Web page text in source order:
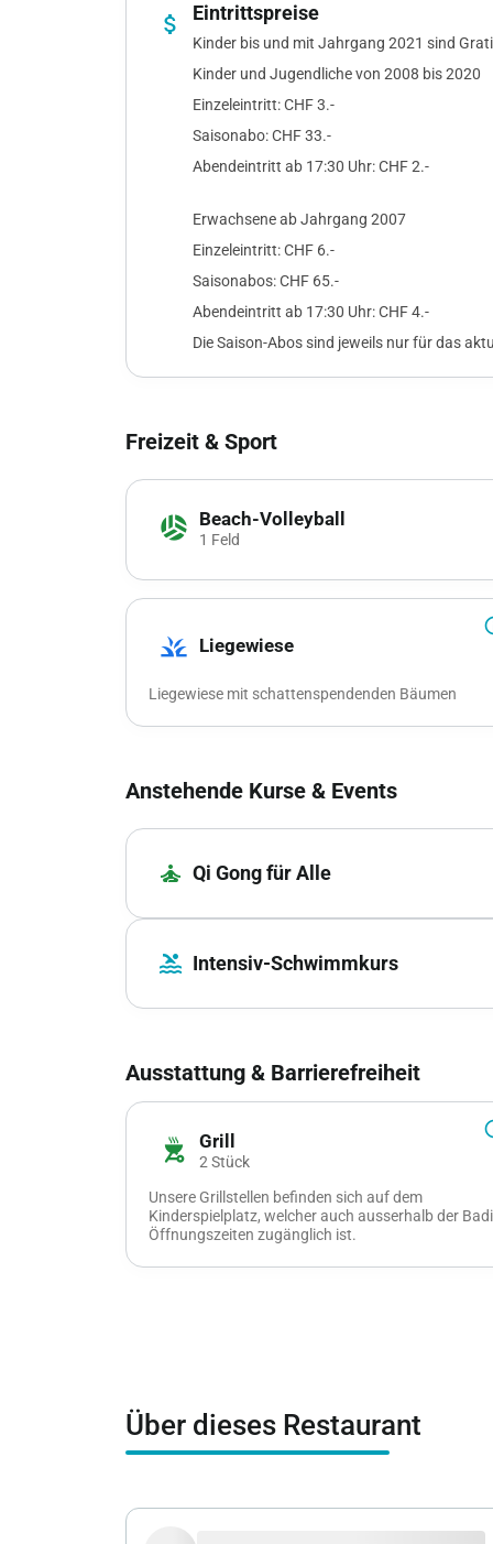
attach_money Eintrittspreise
Kinder bis und mit Jahrgang 2021 sind
Kinder und Jugendliche von 2008 bis 2020
Einzeleintritt: CHF 3.-
Saisonabo: CHF 33.-
Abendeintritt ab 17:30 Uhr: CHF 2.-
Erwachsene ab Jahrgang 2007
Einzeleintritt: CHF 6.-
Saisonabos: CHF 65.-
Abendeintritt ab 17:30 Uhr: CHF 4.-
Die Saison-Abos sind jeweils nur für das
Freizeit & Sport
sports_volleyball Beach-Volleyball
1 Feld
grass Liegewiese
Liegewiese mit schattenspendenden Bäumen
Anstehende Kurse & Events
self_improvement Qi Gong für Alle
pool Intensiv-Schwimmkurs
Ausstattung & Barrierefreiheit
outdoor_grill Grill
2 Stück
Unsere Grillstellen befinden sich auf dem
Kinderspielplatz, welcher auch ausserhalb der
Öffnungszeiten zugänglich ist.
Über dieses Restaurant